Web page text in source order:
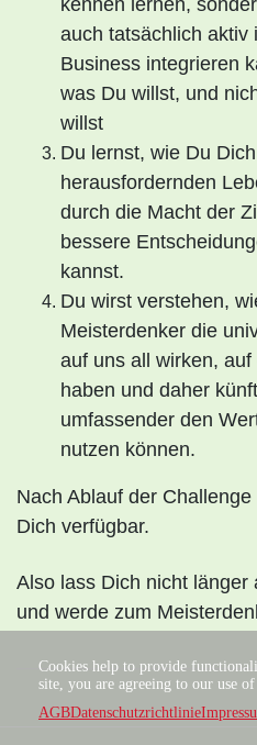
kennen lernen,
auch tatsächlich aktiv
Business integrieren
was Du willst, und
willst
Du lernst, wie Du
herausfordernden
durch die Macht der
bessere
kannst.
Du wirst verstehen,
Meisterdenker die
auf uns all wirken,
haben und daher
umfassender den
nutzen können.
Nach Ablauf der
Dich verfügbar.
Also lass Dich nicht länger
und werde zum
Cookies help to provide
site, you are agreeing to our use
AGBDatenschutzrichtlinie